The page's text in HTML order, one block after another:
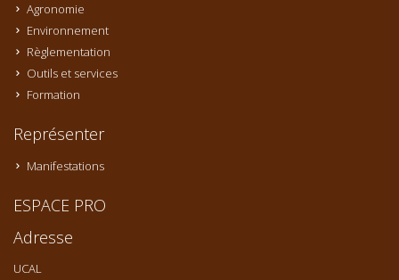
Agronomie
Environnement
Règlementation
Outils et services
Formation
Représenter
Manifestations
ESPACE PRO
Adresse
UCAL